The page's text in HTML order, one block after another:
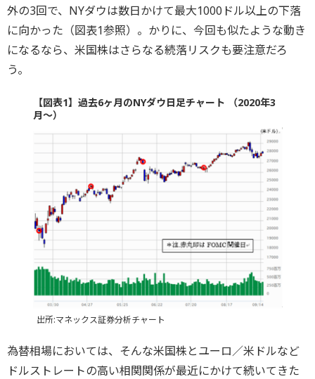
外の3回で、NYダウは数日かけて最大1000ドル以上の下落
に向かった（図表1参照）。かりに、今回も似たような動き
になるなら、米国株はさらなる続落リスクも要注意だろ
う。
【図表1】過去6ヶ月のNYダウ日足チャート （2020年3
月～）
出所:マネックス証券分析チャート
為替相場においては、そんな米国株とユーロ／米ドルなど
ドルストレートの高い相関関係が最近にかけて続いてきた